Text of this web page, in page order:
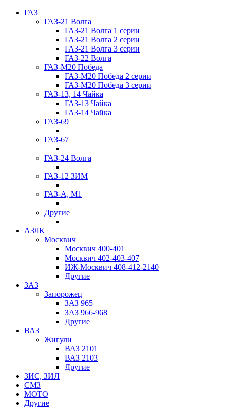
ГАЗ
ГАЗ-21 Волга
ГАЗ-21 Волга 1 серии
ГАЗ-21 Волга 2 серии
ГАЗ-21 Волга 3 серии
ГАЗ-22 Волга
ГАЗ-М20 Победа
ГАЗ-М20 Победа 2 серии
ГАЗ-М20 Победа 3 серии
ГАЗ-13, 14 Чайка
ГАЗ-13 Чайка
ГАЗ-14 Чайка
ГАЗ-69
ГАЗ-67
ГАЗ-24 Волга
ГАЗ-12 ЗИМ
ГАЗ-А, М1
Другие
АЗЛК
Москвич
Москвич 400-401
Москвич 402-403-407
ИЖ-Москвич 408-412-2140
Другие
ЗАЗ
Запорожец
ЗАЗ 965
ЗАЗ 966-968
Другие
ВАЗ
Жигули
ВАЗ 2101
ВАЗ 2103
Другие
ЗИС, ЗИЛ
СМЗ
МОТО
Другие